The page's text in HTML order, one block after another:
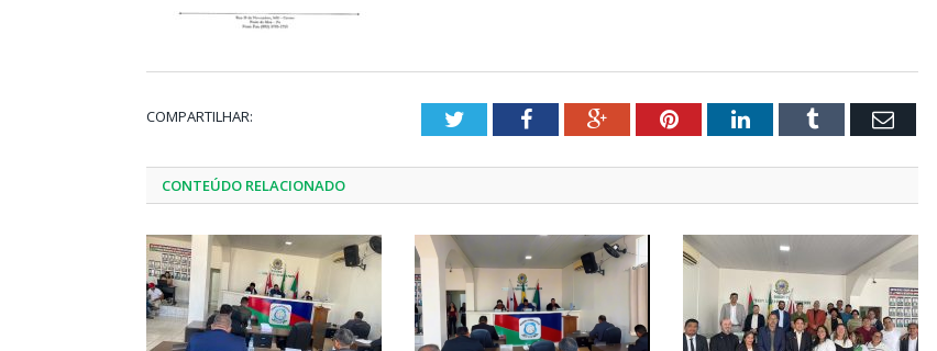
COMPARTILHAR: TwitterFacebookGoogle+PinterestLinkedInTumblr Email
CONTEÚDO RELACIONADO